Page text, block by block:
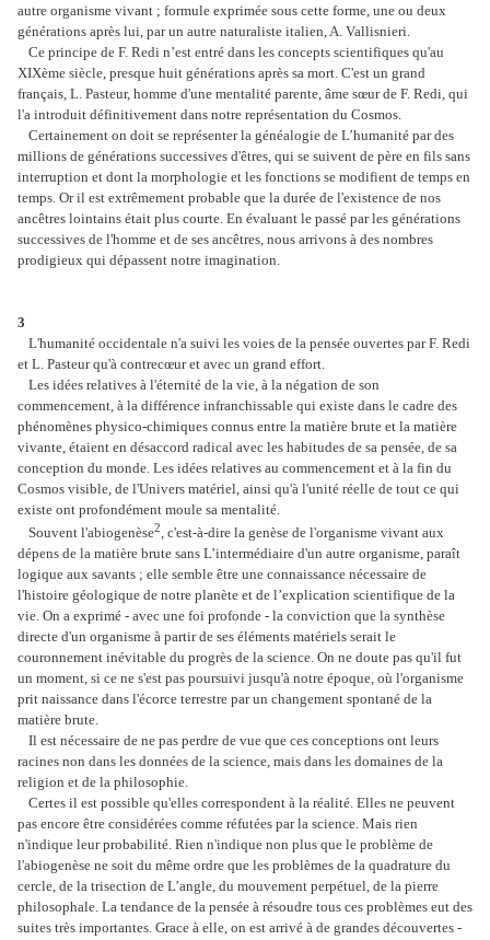
autre organisme vivant ; formule exprimée sous cette forme, une ou deux
générations après lui, par un autre naturaliste italien, A. Vallisnieri.
Ce principe de F. Redi n’est entré dans les concepts scientifiques qu'au
XIXème siècle, presque huit générations après sa mort. C'est un grand
français, L. Pasteur, homme d'une mentalité parente, âme sœur de F. Redi, qui
l'a introduit définitivement dans notre représentation du Cosmos.
Certainement on doit se représenter la généalogie de L’humanité par des
millions de générations successives d'êtres, qui se suivent de père en fils sans
interruption et dont la morphologie et les fonctions se modifient de temps en
temps. Or il est extrêmement probable que la durée de l'existence de nos
ancêtres lointains était plus courte. En évaluant le passé par les générations
successives de l'homme et de ses ancêtres, nous arrivons à des nombres
prodigieux qui dépassent notre imagination.
3
L'humanité occidentale n'a suivi les voies de la pensée ouvertes par F. Redi
et L. Pasteur qu'à contrecœur et avec un grand effort.
Les idées relatives à l'éternité de la vie, à la négation de son
commencement, à la différence infranchissable qui existe dans le cadre des
phénomènes physico-chimiques connus entre la matière brute et la matière
vivante, étaient en désaccord radical avec les habitudes de sa pensée, de sa
conception du monde. Les idées relatives au commencement et à la fin du
Cosmos visible, de l'Univers matériel, ainsi qu'à l'unité réelle de tout ce qui
existe ont profondément moule sa mentalité.
Souvent l'abiogenèse2, c'est-à-dire la genèse de l'organisme vivant aux
dépens de la matière brute sans L’intermédiaire d'un autre organisme, paraît
logique aux savants ; elle semble être une connaissance nécessaire de
l'histoire géologique de notre planète et de l’explication scientifique de la
vie. On a exprimé - avec une foi profonde - la conviction que la synthèse
directe d'un organisme à partir de ses éléments matériels serait le
couronnement inévitable du progrès de la science. On ne doute pas qu'il fut
un moment, si ce ne s'est pas poursuivi jusqu'à notre époque, où l'organisme
prit naissance dans l'écorce terrestre par un changement spontané de la
matière brute.
Il est nécessaire de ne pas perdre de vue que ces conceptions ont leurs
racines non dans les données de la science, mais dans les domaines de la
religion et de la philosophie.
Certes il est possible qu'elles correspondent à la réalité. Elles ne peuvent
pas encore être considérées comme réfutées par la science. Mais rien
n'indique leur probabilité. Rien n'indique non plus que le problème de
l'abiogenèse ne soit du même ordre que les problèmes de la quadrature du
cercle, de la trisection de L’angle, du mouvement perpétuel, de la pierre
philosophale. La tendance de la pensée à résoudre tous ces problèmes eut des
suites très importantes. Grace à elle, on est arrivé à de grandes découvertes -